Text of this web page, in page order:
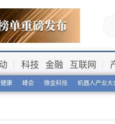
康 峰会 微金科技 机器人产业大
科技 金融 互联网